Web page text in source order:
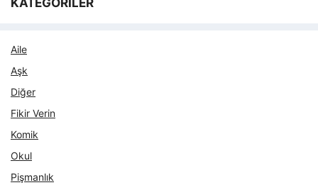
KATEGORİLER
Aile
Aşk
Diğer
Fikir Verin
Komik
Okul
Pişmanlık